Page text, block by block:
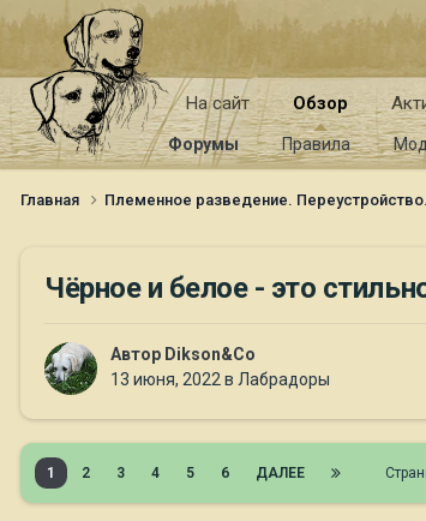
На сайт Обзор
Форумы Правила
Главная Племенное разведение. Переустройство.
Чёрное и белое - это
Автор Dikson&Co
13 июня, 2022 в Лабрадоры
1 2 3 4 5 6 ДАЛЕЕ